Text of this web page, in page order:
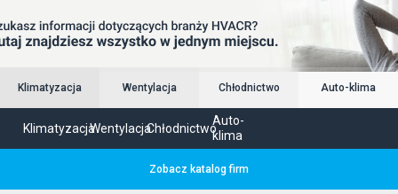
Klimatyzacja Wentylacja Chłodnictwo Auto-klima
KlimatyzacjaWentylacjaChłodnictwo
Auto-
klima
Zobacz katalog firm